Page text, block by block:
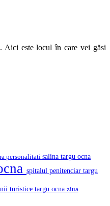
Aici este locul în care vei găsi
personalitati salina targu ocna
spitalul penitenciar targu
turistice targu ocna ziua